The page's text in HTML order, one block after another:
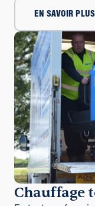
EN SAVOIR PLUS
Chauffage